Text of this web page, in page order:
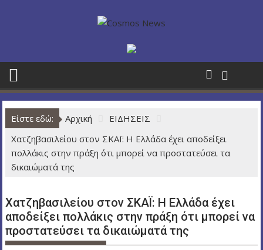
σ
ε
Είστε εδώ: Αρχική
ΕΙΔΗΣΕΙΣ
Χατζηβασιλείου στον ΣΚΑΪ: Η Ελλάδα έχει αποδείξει
πολλάκις στην πράξη ότι μπορεί να προστατεύσει τα
δικαιώματά της
Χατζηβασιλείου στον ΣΚΑΪ: Η Ελλάδα έχει
αποδείξει πολλάκις στην πράξη ότι μπορεί να
προστατεύσει τα δικαιώματά της